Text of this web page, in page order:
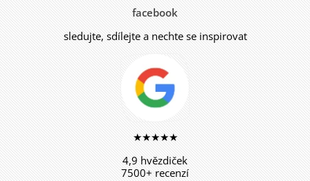
facebook
sledujte, sdílejte a nechte se inspirovat
★★★★★
4,9 hvězdiček
7500+ recenzí